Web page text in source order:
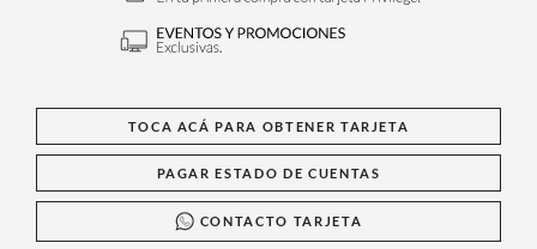
TOCA ACÁ PARA OBTENER TARJETA
PAGAR ESTADO DE CUENTAS
CONTACTO TARJETA